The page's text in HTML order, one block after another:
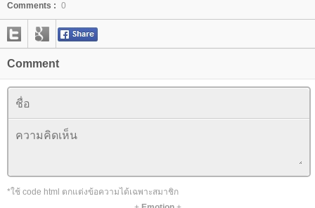
Comments : 0
Comment
*ใช้ code html ตกแต่งข้อความได้เฉพาะสมาชิก